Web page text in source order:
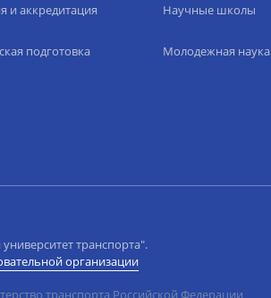
и аккредитация
подготовка
Научные школы
Молодежная наука
транспорта".
организации
транспорта Российской Федерации